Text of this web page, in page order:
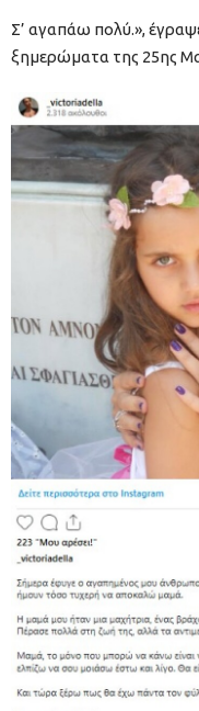
Σ’ αγαπάω πολύ.»,
ξημερώματα της 25ης